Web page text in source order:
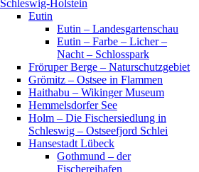
Schleswig-Holstein
Eutin
Eutin – Landesgartenschau
Eutin – Farbe – Licher –
Nacht – Schlosspark
Fröruper Berge – Naturschutzgebiet
Grömitz – Ostsee in Flammen
Haithabu – Wikinger Museum
Hemmelsdorfer See
Holm – Die Fischersiedlung in
Schleswig – Ostseefjord Schlei
Hansestadt Lübeck
Gothmund – der
Fischereihafen